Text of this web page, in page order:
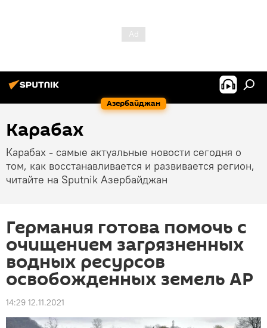
Азербайджан
Карабах
Карабах - самые актуальные новости сегодня о
том, как восстанавливается и развивается регион,
читайте на Sputnik Азербайджан
Германия готова помочь с
очищением загрязненных
водных ресурсов
освобожденных земель АР
14:29 12.11.2021